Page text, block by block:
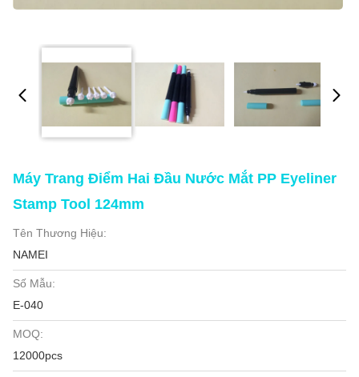
Máy Trang Điểm Hai Đầu Nước Mắt PP Eyeliner
Stamp Tool 124mm
Tên Thương Hiệu:
NAMEI
Số Mẫu:
E-040
MOQ:
12000pcs